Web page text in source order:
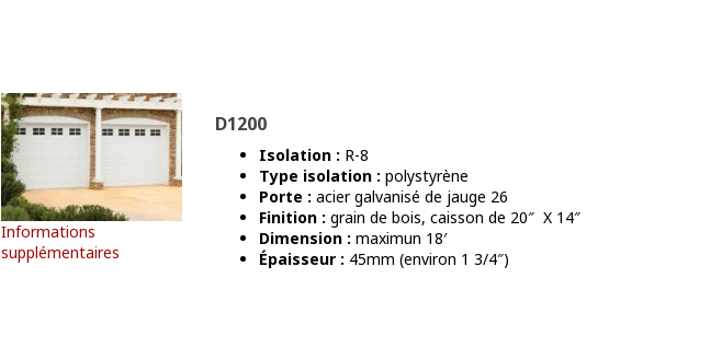
Informations
supplémentaires
D1200
Isolation : R-8
Type isolation : polystyrène
Porte : acier galvanisé de jauge 26
Finition : grain de bois, caisson de 20″ X 14″
Dimension : maximun 18′
Épaisseur : 45mm (environ 1 3/4″)